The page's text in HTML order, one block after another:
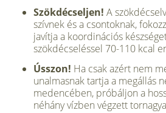
Szökdécseljen! A
szívnek és a csontoknak,
javítja a koordinációs
szökdécseléssel 70-110 kcal
Ússzon! Ha csak azért nem
unalmasnak tartja a megállás
medencében, próbáljon a
néhány vízben végzett